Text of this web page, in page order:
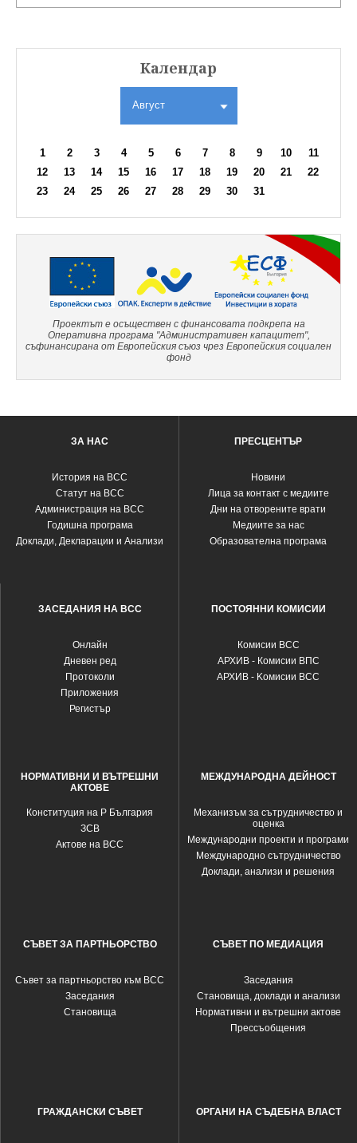
Календар
Август
1 2 3 4 5 6 7 8 9 10
11
12
13 14 15 16 17 18 19 20 21
22
23
24 25 26 27 28 29 30 31
Проектът е осъществен с финансовата подкрепа на
Оперативна програма "Административен капацитет",
съфинансирана от Европейския съюз чрез Европейския социален
фонд
ЗА НАС
История на ВСС
Статут на ВСС
Администрация на ВСС
Годишна програма
Доклади, Декларации и Анализи
ПРЕСЦЕНТЪР
Новини
Лица за контакт с медиите
Дни на отворените врати
Медиите за нас
Образователна програма
ЗАСЕДАНИЯ НА ВСС
Oнлайн
Дневен ред
Протоколи
Приложения
Регистър
ПОСТОЯННИ КОМИСИИ
Комисии ВСС
АРХИВ - Комисии ВПС
АРХИВ - Kомисии ВСС
НОРМАТИВНИ И ВЪТРЕШНИ
АКТОВЕ
Конституция на Р България
ЗСВ
Актове на ВСС
МЕЖДУНАРОДНА ДЕЙНОСТ
Механизъм за сътрудничество и
оценка
Международни проекти и програми
Международно сътрудничество
Доклади, анализи и решения
СЪВЕТ ЗА ПАРТНЬОРСТВО
Съвет за партньорство към ВСС
Заседания
Становища
СЪВЕТ ПО МЕДИАЦИЯ
Заседания
Становища, доклади и анализи
Нормативни и вътрешни актове
Прессъобщения
ГРАЖДАНСКИ СЪВЕТ ОРГАНИ НА СЪДЕБНА ВЛАСТ